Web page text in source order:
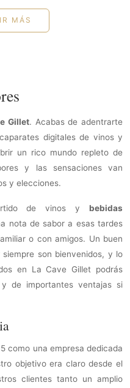
MÁS
Gillet. Acabas de adentrarte
digitales de vinos y
un rico mundo repleto de
y las sensaciones van
y elecciones.
de vinos y bebidas
nota de sabor a esas tardes
o con amigos. Un buen
son bienvenidos, y lo
en La Cave Gillet podrás
de importantes ventajas si
como una empresa dedicada
objetivo era claro desde el
clientes tanto un amplio